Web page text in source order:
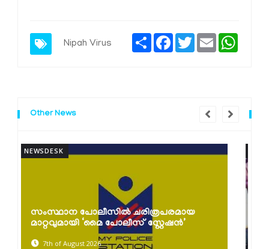
Nipah Virus
ShareFacebook
TwitterEmail
Other News
NEWSDESK
കൈത്തറി ദിനാഘോഷങ്ങൾ സംഘടിപ്പിച്ചു;
പരമ്പരാഗത നെയ്ത്തുകാരെ സംരക്ഷിച്ച്
കൈത്തറി...
7th of August 2026